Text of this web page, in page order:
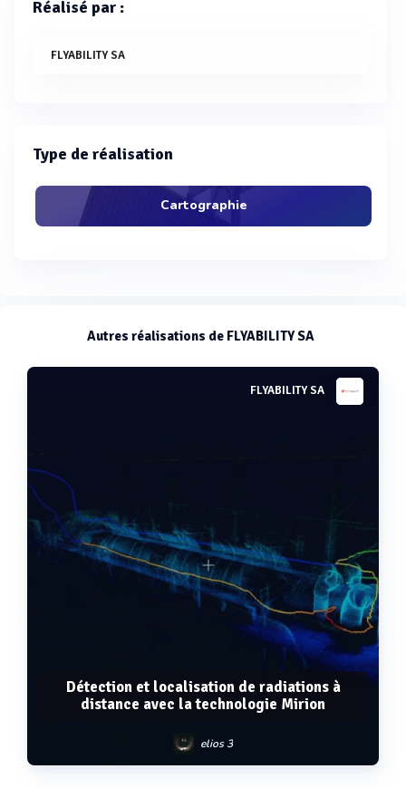
Réalisé par :
FLYABILITY SA
Type de réalisation
Cartographie
Autres réalisations de FLYABILITY SA
FLYABILITY SA
Détection et localisation de radiations à
distance avec la technologie Mirion
elios 3